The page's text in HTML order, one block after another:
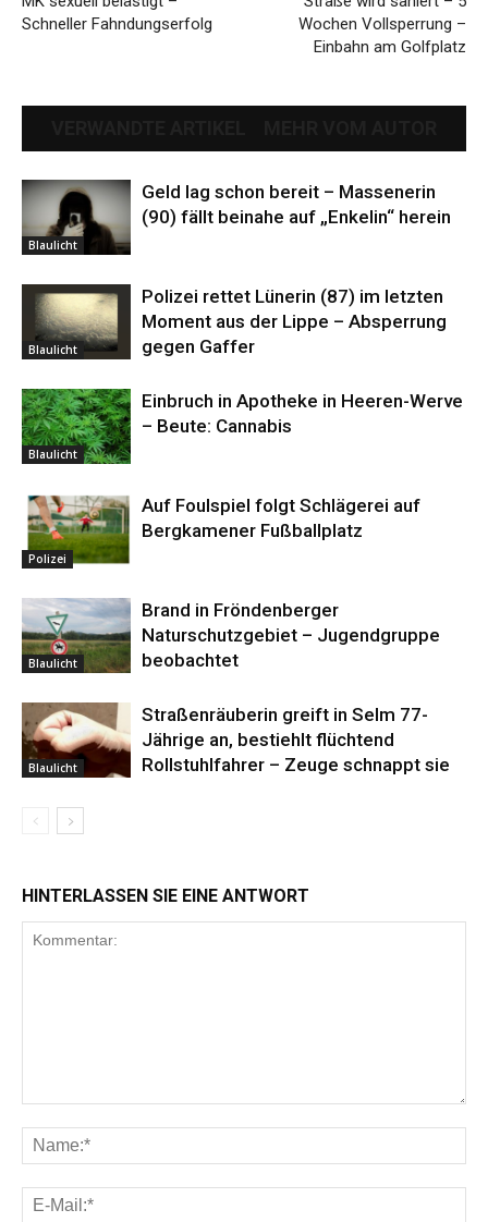
Schneller Fahndungserfolg
Wochen Vollsperrung –
Einbahn am Golfplatz
Blaulicht
Geld lag schon bereit – Massenerin
(90) fällt beinahe auf „Enkelin“ herein
Blaulicht
Polizei rettet Lünerin (87) im letzten
Moment aus der Lippe – Absperrung
gegen Gaffer
Blaulicht
Einbruch in Apotheke in Heeren-Werve
– Beute: Cannabis
Polizei
Auf Foulspiel folgt Schlägerei auf
Bergkamener Fußballplatz
Blaulicht
Brand in Fröndenberger
Naturschutzgebiet – Jugendgruppe
beobachtet
Blaulicht
Straßenräuberin greift in Selm 77-
Jährige an, bestiehlt flüchtend
Rollstuhlfahrer – Zeuge schnappt sie
HINTERLASSEN SIE EINE ANTWORT